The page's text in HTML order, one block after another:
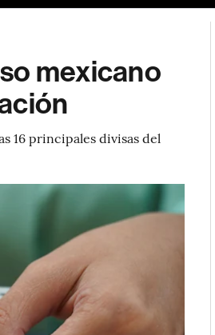
mexicano
16 principales divisas del